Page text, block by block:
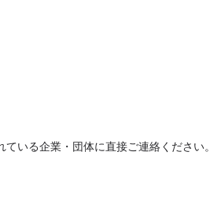
いる企業・団体に直接ご連絡ください。